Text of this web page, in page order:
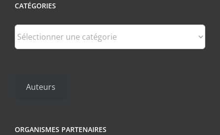
CATÉGORIES
Catégories
Auteurs
ORGANISMES PARTENAIRES